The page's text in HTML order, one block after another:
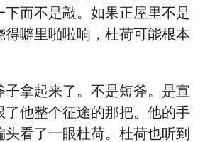
下而不是敲。如果正屋里不是
得噼里啪啦响，杜荷可能根本
子拿起来了。不是短斧。是宣
了他整个征途的那把。他的手
看了一眼杜荷。杜荷也听到